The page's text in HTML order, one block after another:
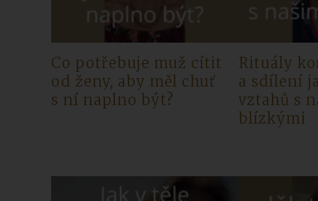
Co potřebuje muž cítit
od ženy, aby měl chuť
s ní naplno být?
Rituály
a sdílení
vztahů s
blízkými